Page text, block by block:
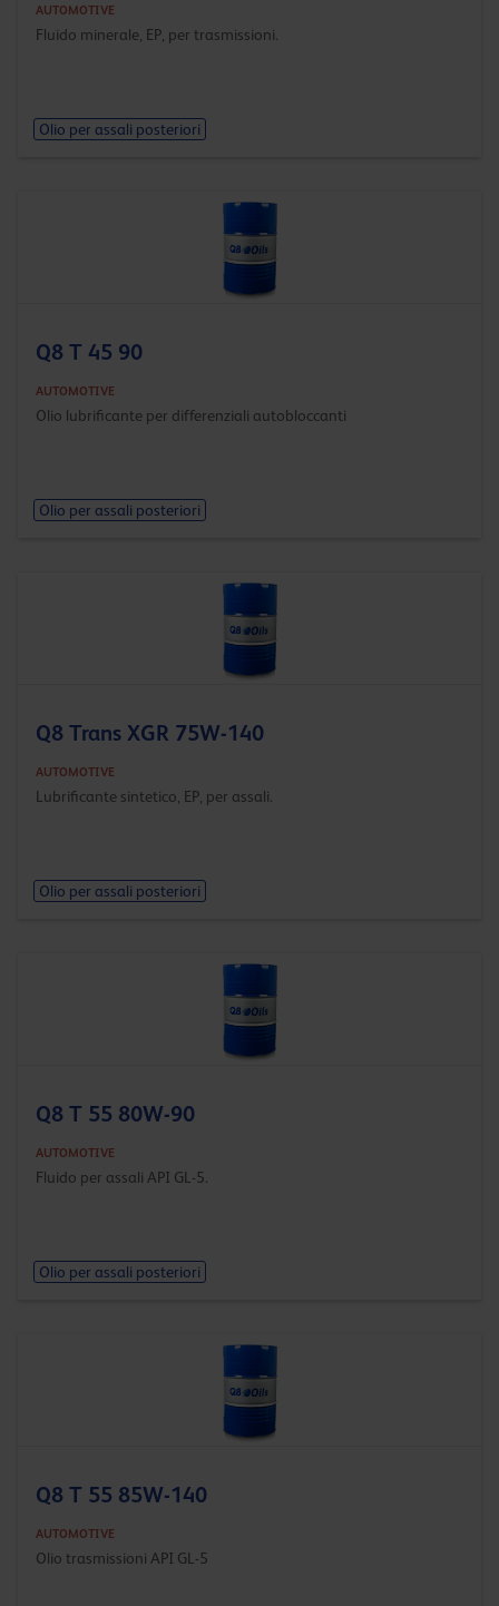
AUTOMOTIVE
Fluido minerale, EP, per trasmissioni.
Olio per assali posteriori
Q8 T 45 90
AUTOMOTIVE
Olio lubrificante per differenziali autobloccanti
Olio per assali posteriori
Q8 Trans XGR 75W-140
AUTOMOTIVE
Lubrificante sintetico, EP, per assali.
Olio per assali posteriori
Q8 T 55 80W-90
AUTOMOTIVE
Fluido per assali API GL-5.
Olio per assali posteriori
Q8 T 55 85W-140
AUTOMOTIVE
Olio trasmissioni API GL-5